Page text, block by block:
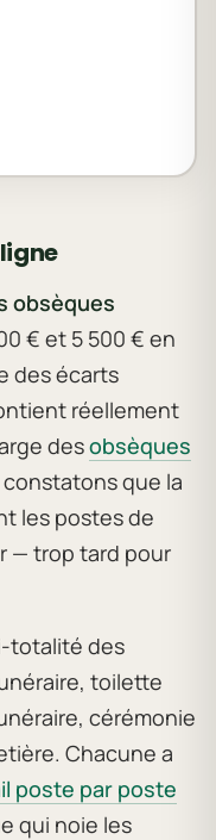
obsèques
€ et 5 500 € en
des écarts
réellement
desobsèques
constatons que la
les postes de
— trop tard pour
totalité des
toilette
cérémonie
Chacune a
poste par poste
qui noie les